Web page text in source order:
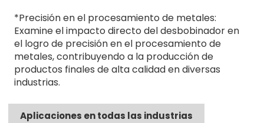
*Precisión en el procesamiento de metales:
Examine el impacto directo del desbobinador en
el logro de precisión en el procesamiento de
metales, contribuyendo a la producción de
productos finales de alta calidad en diversas
industrias.
Aplicaciones en todas las industrias